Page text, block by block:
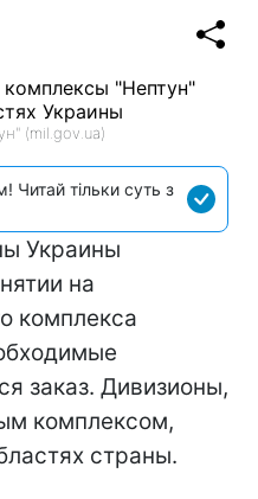
(mil.gov.ua)
Читай тільки суть з
Украины
на
комплекса
заказ. Дивизионы,
комплексом,
страны.